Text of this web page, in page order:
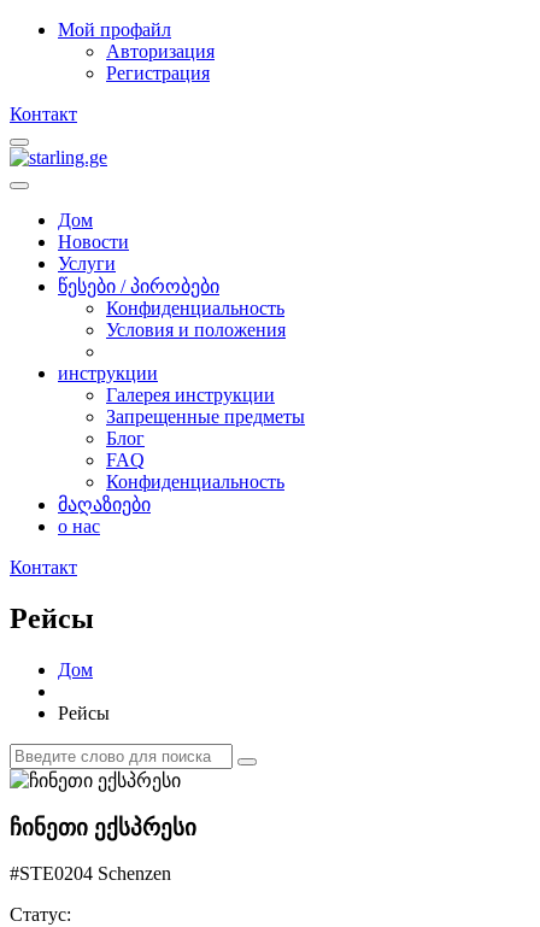
Мой профайл
Авторизация
Регистрация
Контакт
Дом
Новости
Услуги
წესები / პირობები
Конфиденциальность
Условия и положения
инструкции
Галерея инструкции
Запрещенные предметы
Блог
FAQ
Конфиденциальность
მაღაზიები
о нас
Контакт
Рейсы
Дом
Рейсы
ჩინეთი ექსპრესი
#STE0204 Schenzen
Статус: